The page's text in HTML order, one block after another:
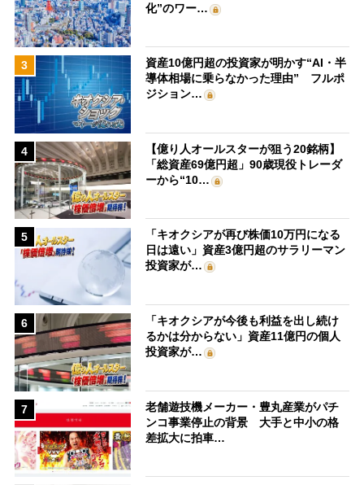
化”のワー…
3
資産10億円超の投資家が明かす“AI・半
導体相場に乗らなかった理由” フルポ
ジション…
4
【億り人オールスターが狙う20銘柄】
「総資産69億円超」90歳現役トレーダ
ーから“10…
5
「キオクシアが再び株価10万円になる
日は遠い」資産3億円超のサラリーマン
投資家が…
6
「キオクシアが今後も利益を出し続け
るかは分からない」資産11億円の個人
投資家が…
7
老舗遊技機メーカー・豊丸産業がパチ
ンコ事業停止の背景 大手と中小の格
差拡大に拍車…